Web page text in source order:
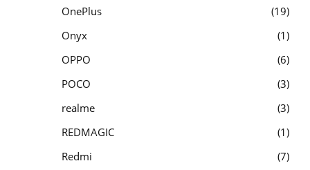
OnePlus
19
Onyx
1
OPPO
6
POCO
3
realme
3
REDMAGIC
1
Redmi
7